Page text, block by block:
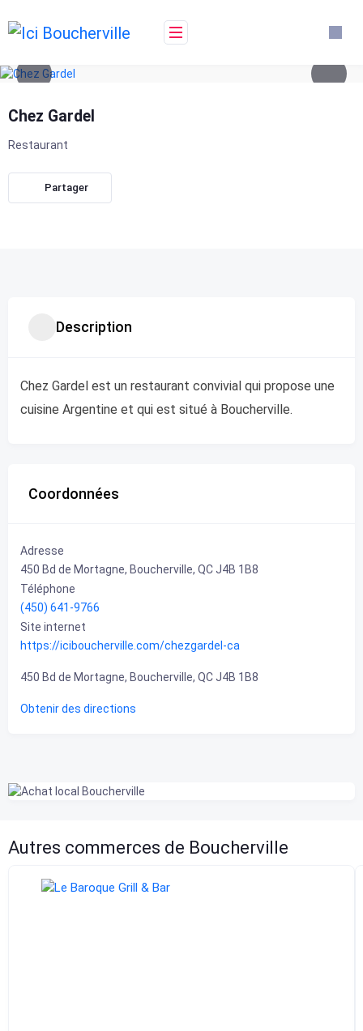
to
content
Chez Gardel
Restaurant
Partager
Description
Chez Gardel est un restaurant convivial qui propose une
cuisine Argentine et qui est situé à Boucherville.
Coordonnées
Adresse
450 Bd de Mortagne, Boucherville, QC J4B 1B8
Téléphone
(450) 641-9766
Site internet
https://iciboucherville.com/chezgardel-ca
450 Bd de Mortagne, Boucherville, QC J4B 1B8
Obtenir des directions
Autres commerces de Boucherville